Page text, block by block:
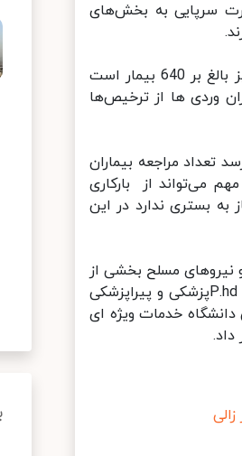
که به صورت سرپایی به بخش‌های
زالی ادامه داد: مجموع بیماران بهبود یافته کرونایی در 24 ساعت گذشته نیز بالغ بر 640 بیمار است
وردی ها از ترخیص‌ها
تعداد مراجعه بیماران
می‌تواند از بارکاری
به بستری ندارد در این
مسلح بخشی از
مشمولان خدمت سربازی و دانش آموختگان مقطع کارشناسی ارشد، دکترا و P.hdپزشکی و پیراپزشکی
خدمات ویژه ای